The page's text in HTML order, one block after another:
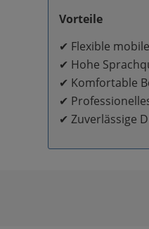
Vorteile
✔ Flexible
✔ Hohe
✔ Komfortable
✔
✔ Zuverlässige